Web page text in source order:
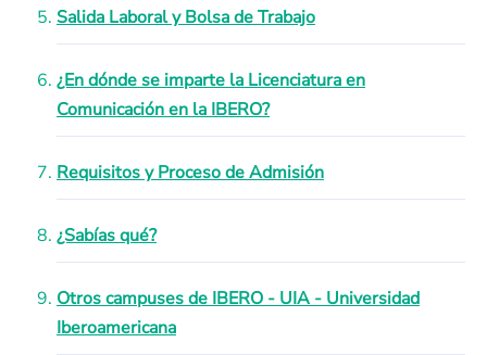
Salida Laboral y Bolsa de Trabajo
¿En dónde se imparte la Licenciatura en
Comunicación en la IBERO?
Requisitos y Proceso de Admisión
¿Sabías qué?
Otros campuses de IBERO - UIA - Universidad
Iberoamericana